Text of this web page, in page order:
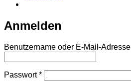
Anmelden
Benutzername oder E-Mail-Adresse
Passwort*Erforderlich